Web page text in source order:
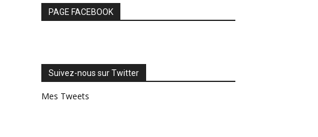
PAGE FACEBOOK
Suivez-nous sur Twitter
Mes Tweets